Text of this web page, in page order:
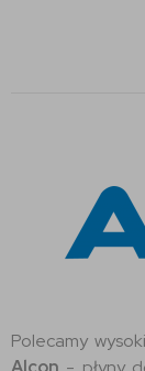
Polecamy